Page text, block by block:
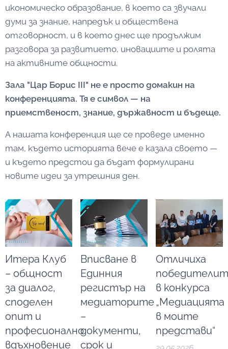
икономическо образование, в което са звучали
думи за знание, напредък и обществена
отговорност, и в което днес ще продължим
разговора за развитието, иновациите и ролята
на активните общности.
Зала "Цар Борис III" не е просто домакин на
конференцията. Тя е символ — на
приемственост, знание, държавност и бъдеще.
А нашата конференция ще се проведе именно
там, където историята вече е казала своето —
и където предстои да бъдат формулирани
новите идеи за утрешния ден.
Итера Клуб
– общност
за диалог,
споделен
опит и
професионално
вдъхновение
Вписване в
Единния
регистър на
медиаторите
–
документи,
срок и
Отличиха
в конкурса
„Медиацията
в моите
представи“